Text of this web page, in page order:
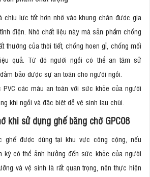
chịu lực tốt hơn nhờ vào khung chân được gia
điện. Nhờ chất liệu này mà sản phẩm chống
thường của thời tiết, chống hoen gỉ, chống mối
quả. Từ đó người ngồi có thể an tâm sử
bảo được sự an toàn cho người ngồi.
các màu an toàn với sức khỏe của người
khi ngồi và đặc biệt dễ vệ sinh lau chùi.
khi sử dụng ghế băng chờ GPC08
ghế được dùng tại khu vực công cộng, nếu
kỳ có thể ảnh hưởng đến sức khỏe của người
và vệ sinh là rất quan trọng, nên thực hiện